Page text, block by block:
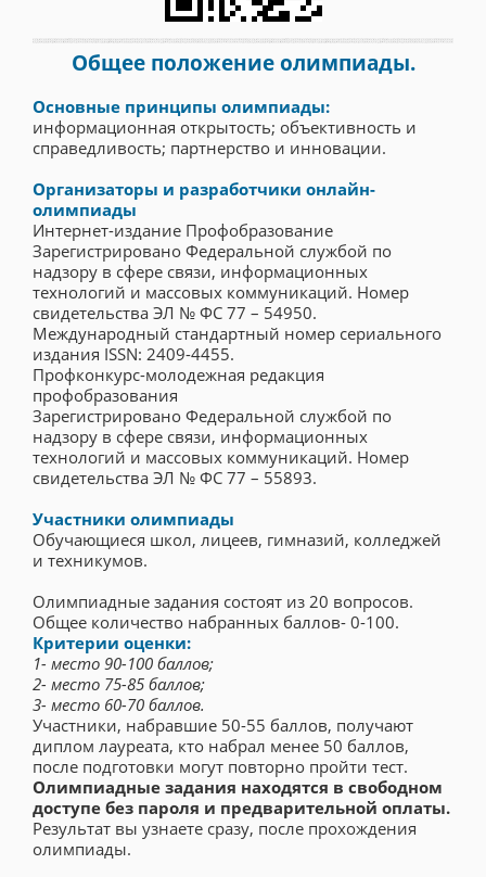
Общее положение олимпиады.
Основные принципы олимпиады:
информационная открытость; объективность и
справедливость; партнерство и инновации.
Организаторы и разработчики онлайн-
олимпиады
Интернет-издание Профобразование
Зарегистрировано Федеральной службой по
надзору в сфере связи, информационных
технологий и массовых коммуникаций. Номер
свидетельства ЭЛ № ФС 77 – 54950.
Международный стандартный номер сериального
издания ISSN: 2409-4455.
Профконкурс-молодежная редакция
профобразования
Зарегистрировано Федеральной службой по
надзору в сфере связи, информационных
технологий и массовых коммуникаций. Номер
свидетельства ЭЛ № ФС 77 – 55893.
Участники олимпиады
Обучающиеся школ, лицеев, гимназий, колледжей
и техникумов.
Олимпиадные задания состоят из 20 вопросов.
Общее количество набранных баллов- 0-100.
Критерии оценки:
1- место 90-100 баллов;
2- место 75-85 баллов;
3- место 60-70 баллов.
Участники, набравшие 50-55 баллов, получают
диплом лауреата, кто набрал менее 50 баллов,
после подготовки могут повторно пройти тест.
Олимпиадные задания находятся в свободном
доступе без пароля и предварительной оплаты.
Результат вы узнаете сразу, после прохождения
олимпиады.